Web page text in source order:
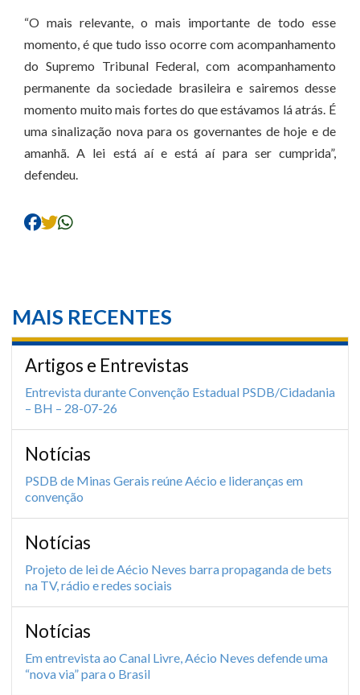
“O mais relevante, o mais importante de todo esse
momento, é que tudo isso ocorre com acompanhamento
do Supremo Tribunal Federal, com acompanhamento
permanente da sociedade brasileira e sairemos desse
momento muito mais fortes do que estávamos lá atrás. É
uma sinalização nova para os governantes de hoje e de
amanhã. A lei está aí e está aí para ser cumprida”,
defendeu.
MAIS RECENTES
Artigos e Entrevistas
Entrevista durante Convenção Estadual PSDB/Cidadania
– BH – 28-07-26
Notícias
PSDB de Minas Gerais reúne Aécio e lideranças em
convenção
Notícias
Projeto de lei de Aécio Neves barra propaganda de bets
na TV, rádio e redes sociais
Notícias
Em entrevista ao Canal Livre, Aécio Neves defende uma
“nova via” para o Brasil